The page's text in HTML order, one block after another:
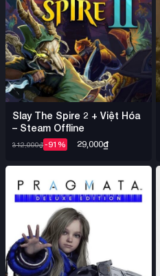
Slay The Spire 2 + Việt Hóa
– Steam Offline
312,000₫-91% 29,000₫